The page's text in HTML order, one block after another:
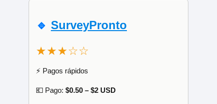
🔹 SurveyPronto
★★★☆☆
⚡ Pagos rápidos
💶 Pago: $0.50 – $2 USD